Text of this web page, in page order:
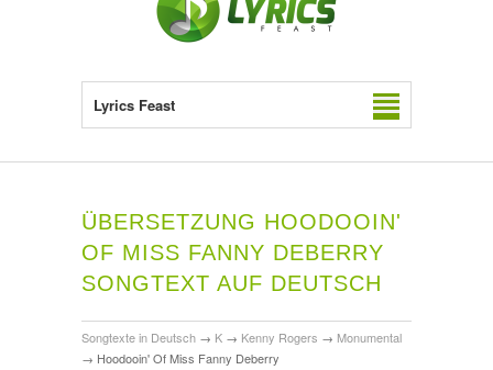
Lyrics Feast
ÜBERSETZUNG HOODOOIN'
OF MISS FANNY DEBERRY
SONGTEXT AUF DEUTSCH
Songtexte in Deutsch → K → Kenny Rogers → Monumental
→ Hoodooin' Of Miss Fanny Deberry